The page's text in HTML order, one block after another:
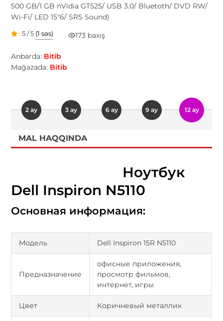
500 GB/1 GB nVidia GT525/ USB 3.0/ Bluetoth/ DVD RW/
Wi-Fi/ LED 15"6/ SRS Sound)
5 / 5 (1 səs) 173 baxış
Anbarda: Bitib
Mağazada: Bitib
2 ay 3 ay 6 ay 9 ay 12 ay
MAL HAQQINDA
Ноутбук
Dell Inspiron N5110
Основная информация:
Модель Dell Inspiron 15R N5110
Предназначение
офисные приложения,
просмотр фильмов,
интернет, игры
Цвет Коричневый металлик